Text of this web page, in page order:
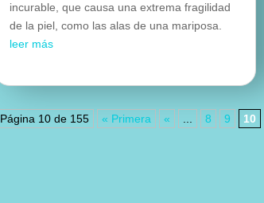
incurable, que causa una extrema fragilidad
de la piel, como las alas de una mariposa.
leer más
Página 10 de 155 « Primera « ... 8 9 10